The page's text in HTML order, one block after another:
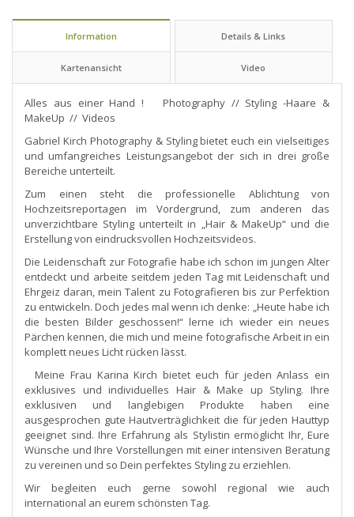
Information Details & Links
Kartenansicht Video
Alles aus einer Hand ! Photography // Styling -Haare &
MakeUp // Videos
Gabriel Kirch Photography & Styling bietet euch ein vielseitiges
und umfangreiches Leistungsangebot der sich in drei große
Bereiche unterteilt.
Zum einen steht die professionelle Ablichtung von
Hochzeitsreportagen im Vordergrund, zum anderen das
unverzichtbare Styling unterteilt in „Hair & MakeUp“ und die
Erstellung von eindrucksvollen Hochzeitsvideos.
Die Leidenschaft zur Fotografie habe ich schon im jungen Alter
entdeckt und arbeite seitdem jeden Tag mit Leidenschaft und
Ehrgeiz daran, mein Talent zu Fotografieren bis zur Perfektion
zu entwickeln. Doch jedes mal wenn ich denke: „Heute habe ich
die besten Bilder geschossen!“ lerne ich wieder ein neues
Pärchen kennen, die mich und meine fotografische Arbeit in ein
komplett neues Licht rücken lässt.
Meine Frau Karina Kirch bietet euch für jeden Anlass ein
exklusives und individuelles Hair & Make up Styling. Ihre
exklusiven und langlebigen Produkte haben eine
ausgesprochen gute Hautverträglichkeit die für jeden Hauttyp
geeignet sind. Ihre Erfahrung als Stylistin ermöglicht Ihr, Eure
Wünsche und Ihre Vorstellungen mit einer intensiven Beratung
zu vereinen und so Dein perfektes Styling zu erziehlen.
Wir begleiten euch gerne sowohl regional wie auch
international an eurem schönsten Tag.